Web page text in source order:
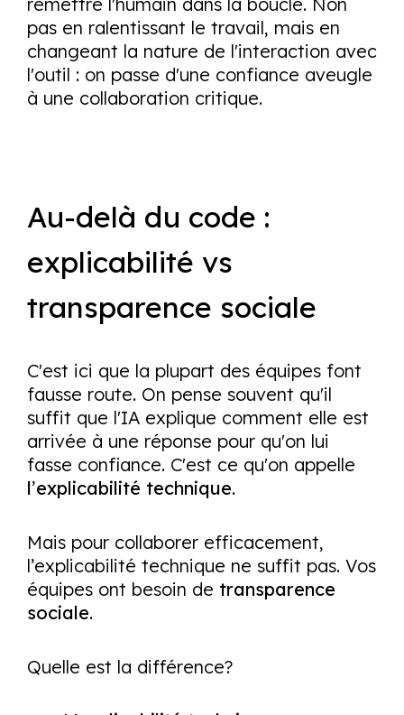
pas en ralentissant le travail, mais en
changeant la nature de l'interaction avec
l'outil : on passe d'une confiance aveugle
à une collaboration critique.
Au-delà du code :
explicabilité vs
transparence sociale
C'est ici que la plupart des équipes font
fausse route. On pense souvent qu'il
suffit que l'IA explique comment elle est
arrivée à une réponse pour qu'on lui
fasse confiance. C'est ce qu'on appelle
l’explicabilité technique.
Mais pour collaborer efficacement,
l’explicabilité technique ne suffit pas. Vos
équipes ont besoin de transparence
sociale.
Quelle est la différence?